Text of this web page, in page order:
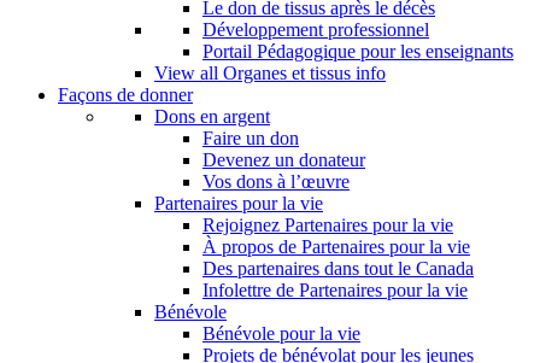
Le don de tissus après le décès
Développement professionnel
Portail Pédagogique pour les enseignants
View all Organes et tissus info
Façons de donner
Dons en argent
Faire un don
Devenez un donateur
Vos dons à l’œuvre
Partenaires pour la vie
Rejoignez Partenaires pour la vie
À propos de Partenaires pour la vie
Des partenaires dans tout le Canada
Infolettre de Partenaires pour la vie
Bénévole
Bénévole pour la vie
Projets de bénévolat pour les jeunes